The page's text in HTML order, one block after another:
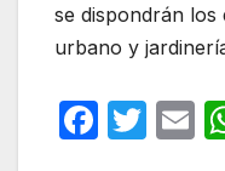
se dispondrán los
urbano y
F
T
E